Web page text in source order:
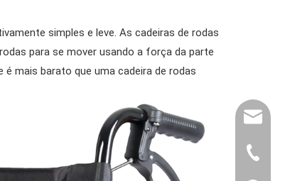
simples e leve. As cadeiras de rodas
para se mover usando a força da parte
mais barato que uma cadeira de rodas
(86)